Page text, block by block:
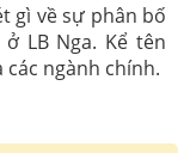
gì về sự phân bố
LB Nga. Kể tên
ngành chính.